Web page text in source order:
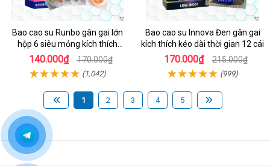
Bao cao su Runbo gân gai lớn
hộp 6 siêu mỏng kích thích
mạnh
140.000₫ 170.000₫
(1,042)
Bao cao su Innova Đen gân gai
kích thích kéo dài thời gian 12 cái
170.000₫ 215.000₫
(999)
1 2 3 4 5